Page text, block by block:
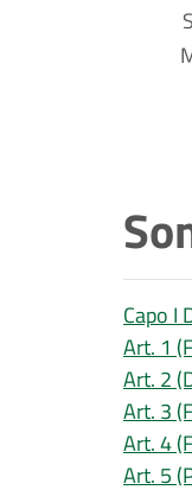
Capo I
Art. 1
Art. 2
Art. 3
Art. 4
Art. 5